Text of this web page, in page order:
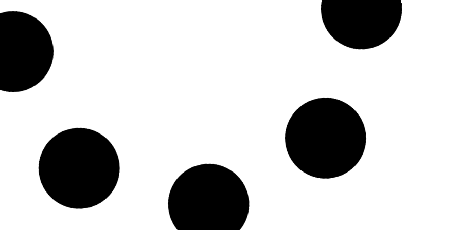
Epoca: Anni '50
verde/giallo –
Melandri
Servizio da frutta/dessert
Epoca: Anni '30